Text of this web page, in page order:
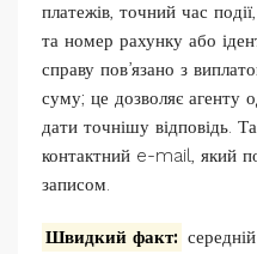
платежів, точний час
та номер рахунку або
справу пов’язано з
суму; це дозволяє агенту
дати точнішу відповідь.
контактний e-mail, який
записом.
Швидкий факт: